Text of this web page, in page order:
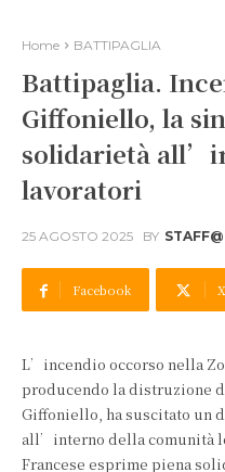
Home BATTIPAGLIA
Battipaglia.
Giffoniello, la
solidarietà
lavoratori
25 AGOSTO 2025 BY
Facebook X
L’incendio occorso nella
producendo la distruzione
Giffoniello, ha suscitato un
all’interno della comunità
Francese esprime piena